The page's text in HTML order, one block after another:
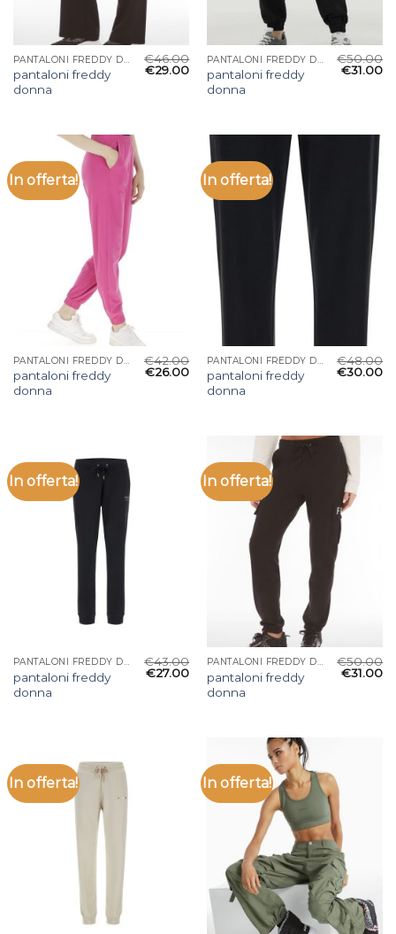
pantaloni freddy
donna
€46.00
€29.00
pantaloni freddy
donna
€50.00
€31.00
In offerta!
PANTALONI FREDDY DONNA
pantaloni freddy
donna
€42.00
€26.00
In offerta!
PANTALONI FREDDY DONNA
pantaloni freddy
donna
€48.00
€30.00
In offerta!
PANTALONI FREDDY DONNA
pantaloni freddy
donna
€43.00
€27.00
In offerta!
PANTALONI FREDDY DONNA
pantaloni freddy
donna
€50.00
€31.00
In offerta! In offerta!